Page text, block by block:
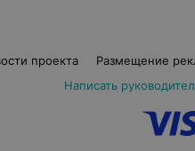
проекта Размещение
Написать